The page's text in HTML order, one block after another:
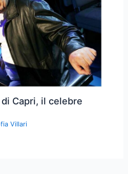
Capri, il celebre
Villari